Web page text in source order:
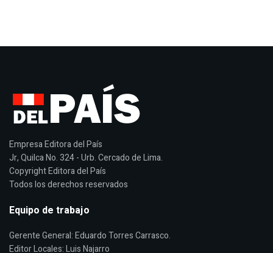
Empresa Editora del País
Jr, Quilca No. 324 - Urb. Cercado de Lima.
Copyright Editora del País
Todos los derechos reservados
Equipo de trabajo
Gerente General: Eduardo Torres Carrasco.
Editor Locales: Luis Najarro